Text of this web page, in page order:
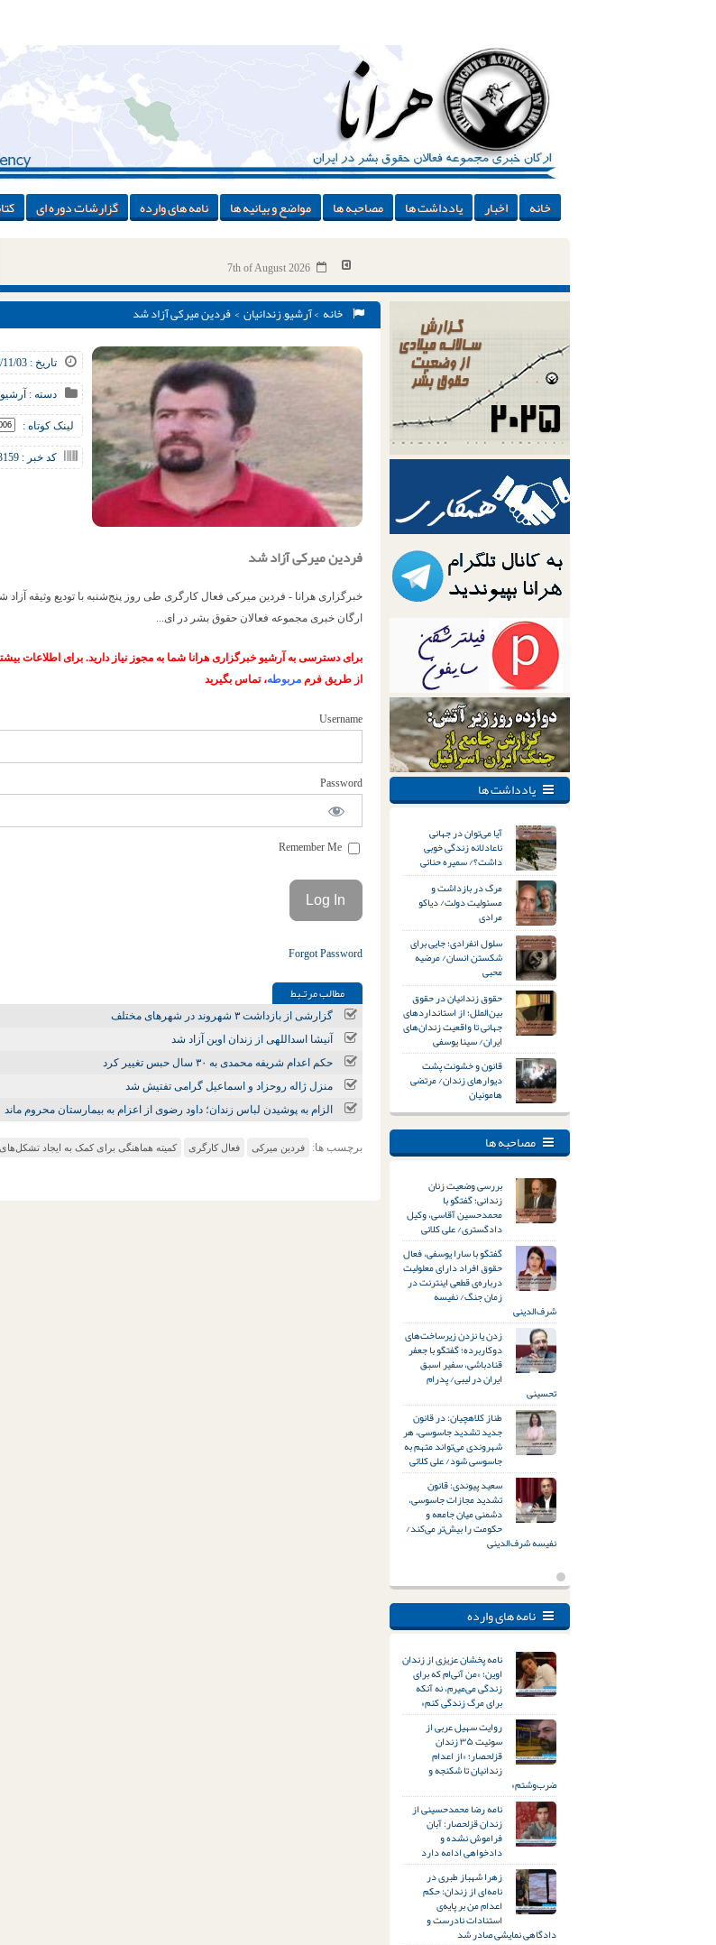
خانه اخبار یادداشت ها مصاحبه ها مواضع و بیانیه ها نامه های وارده گزارشات دوره ای
7th of August 2026
خانه >آرشیو,زندانیان> فردین میرکی آزاد شد
تاریخ : 1393/11/03
دسته : آرشیو
لینک کوتاه :
کد خبر : 931103159
فردین میرکی آزاد شد
خبرگزاری هرانا - فردین میرکی فعال کارگری طی روز پنج‌شنبه با تودیع وثیقه آزاد
ارگان خبری مجموعه فعالان حقوق بشر در ای...
برای دسترسی به آرشیو خبرگزاری هرانا شما به مجوز نیاز دارید. برای اطلاعات
از طریق فرم مربوطه، تماس بگیرید
Username
Password
Forgot Password
مطالب مرتـبط
گزارشی از بازداشت ۳ شهروند در شهرهای مختلف
آنیشا اسداللهی از زندان اوین آزاد شد
حکم اعدام شریفه محمدی به ۳۰ سال حبس تغییر کرد
منزل ژاله روحزاد و اسماعیل گرامی تفتیش شد
الزام به پوشیدن لباس زندان؛ داود رضوی از اعزام به بیمارستان محروم ماند
برچسب ها: فردین میرکی فعال کارگری کمیته هماهنگی‌ برای کمک به ایجاد
یادداشت ها
آیا می‌توان در جهانی
ناعادلانه زندگی خوبی
داشت؟/ سمیره حنائی
مرگ در بازداشت و
مسئولیت دولت/ دیاکو
مرادی
سلول انفرادی؛ جایی برای
شکستن انسان/ مرضیه
محبی
حقوق زندانیان در حقوق
بین‌الملل؛ از استانداردهای
جهانی تا واقعیت زندان‌های
ایران/ سینا یوسفی
قانون و خشونت پشت
دیوارهای زندان/ مرتضی
هامونیان
مصاحبه ها
بررسی وضعیت زنان
زندانی؛ گفتگو با
محمدحسین آقاسی، وکیل
دادگستری/ علی کلائی
گفتگو با سارا یوسفی، فعال
حقوق افراد دارای معلولیت
درباره‌ی قطعی اینترنت در
زمان جنگ/ نفیسه
شرف‌الدینی
زدن یا نزدن زیرساخت‌های
دوکاربرده؛ گفتگو با جعفر
قنادباشی، سفیر اسبق
ایران در لیبی/ پدرام
تحسینی
طناز کلاهچیان: در قانون
جدید تشدید جاسوسی، هر
شهروندی می‌تواند متهم به
جاسوسی شود/ علی کلائی
سعید پیوندی: قانون
تشدید مجازات جاسوسی،
دشمنی میان جامعه و
حکومت را بیش‌تر می‌کند/
نفیسه شرف‌الدینی
نامه های وارده
نامه پخشان عزیزی از زندان
اوین؛ «من آنی‌ام که برای
زندگی می‌میرم، نه آنکه
برای مرگ زندگی کنم»
روایت سهیل عربی از
سوئیت ۳۵ زندان
قزلحصار؛ «از اعدام
زندانیان تا شکنجه و
ضرب‌وشتم»
نامه رضا محمدحسینی از
زندان قزلحصار: آبان
فراموش نشده و
دادخواهی ادامه دارد
زهرا شهباز طبری در
نامه‌ای از زندان: حکم
اعدام من بر پایه‌ی
استنادات نادرست و
دادگاهی نمایشی صادر شد